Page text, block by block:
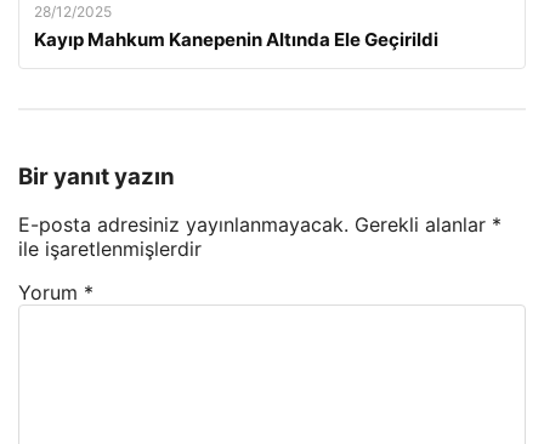
28/12/2025
Kayıp Mahkum Kanepenin Altında Ele Geçirildi
Bir yanıt yazın
E-posta adresiniz yayınlanmayacak. Gerekli alanlar *
ile işaretlenmişlerdir
Yorum *